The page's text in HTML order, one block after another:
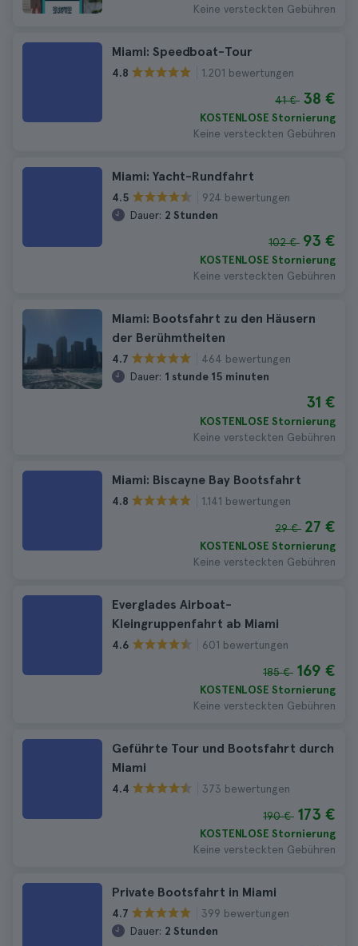
Keine versteckten Gebühren
Miami: Speedboat-Tour
4.8 1.201 bewertungen
41 € 38 €
KOSTENLOSE Stornierung
Keine versteckten Gebühren
Miami: Yacht-Rundfahrt
4.5
924 bewertungen
Dauer: 2 Stunden
102 € 93 €
KOSTENLOSE Stornierung
Keine versteckten Gebühren
Miami: Bootsfahrt zu den Häusern
der Berühmtheiten
4.7
464 bewertungen
Dauer: 1 stunde 15 minuten
31 €
KOSTENLOSE Stornierung
Keine versteckten Gebühren
Miami: Biscayne Bay Bootsfahrt
4.8 1.141 bewertungen
29 € 27 €
KOSTENLOSE Stornierung
Keine versteckten Gebühren
Everglades Airboat-
Kleingruppenfahrt ab Miami
4.6 601 bewertungen
185 € 169 €
KOSTENLOSE Stornierung
Keine versteckten Gebühren
Geführte Tour und Bootsfahrt durch
Miami
4.4 373 bewertungen
190 € 173 €
KOSTENLOSE Stornierung
Keine versteckten Gebühren
Private Bootsfahrt in Miami
4.7
399 bewertungen
Dauer: 2 Stunden